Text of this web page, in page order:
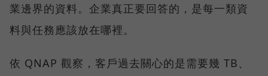
業邊界的資料。企業真正要回答的，是每一類資
料與任務應該放在哪裡。
依 QNAP 觀察，客戶過去關心的是需要幾 TB、